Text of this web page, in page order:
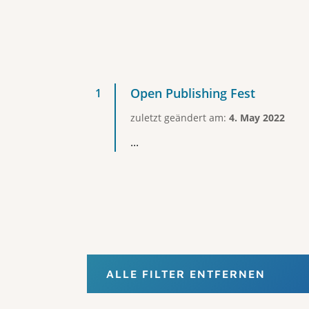
Open Publishing Fest
zuletzt geändert am: 4. May 2022
...
ALLE FILTER ENTFERNEN